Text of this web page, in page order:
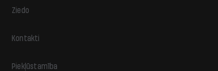
Ziedo
Kontakti
Piekļūstamība